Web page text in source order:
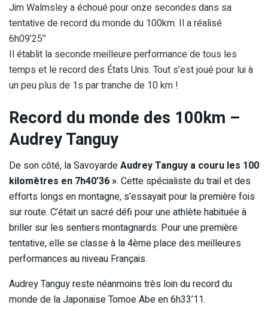
Jim Walmsley a échoué pour onze secondes dans sa
tentative de record du monde du 100km. Il a réalisé
6h09’25’’
Il établit la seconde meilleure performance de tous les
temps et le record des États Unis. Tout s’est joué pour lui à
un peu plus de 1s par tranche de 10 km !
Record du monde des 100km –
Audrey Tanguy
De son côté, la SavoyardeAudrey Tanguy a couru les 100
kilomètres en 7h40’36 ». Cette spécialiste du trail et des
efforts longs en montagne, s’essayait pour la première fois
sur route. C’était un sacré défi pour une athlète habituée à
briller sur les sentiers montagnards. Pour une première
tentative, elle se classe à la 4ème place des meilleures
performances au niveau Français.
Audrey Tanguy reste néanmoins très loin du record du
monde de la Japonaise Tomoe Abe en 6h33’11.